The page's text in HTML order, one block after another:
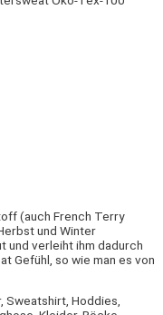
(auch French Terry
und Winter
und verleiht ihm dadurch
Gefühl, so wie man es von
Sweatshirt, Hoddies,